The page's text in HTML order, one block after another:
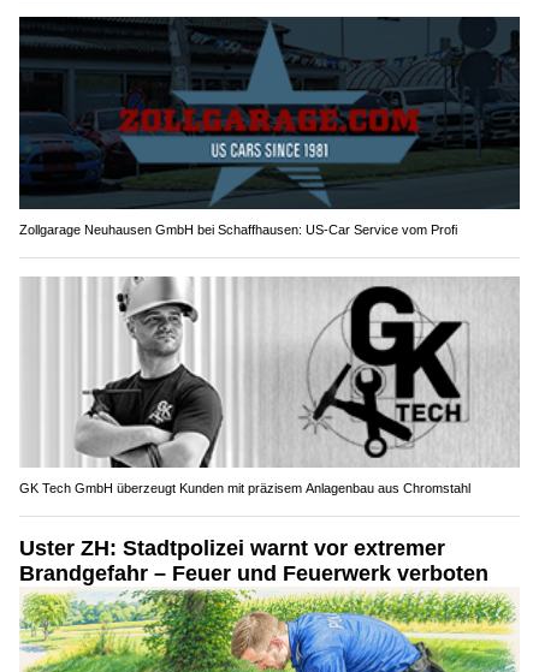
Zollgarage Neuhausen GmbH bei Schaffhausen: US-Car Service vom Profi
GK Tech GmbH überzeugt Kunden mit präzisem Anlagenbau aus Chromstahl
Uster ZH: Stadtpolizei warnt vor extremer
Brandgefahr – Feuer und Feuerwerk verboten